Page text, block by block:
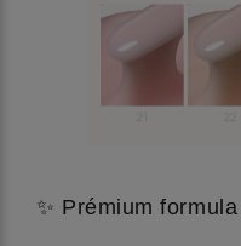
✨ Prémium